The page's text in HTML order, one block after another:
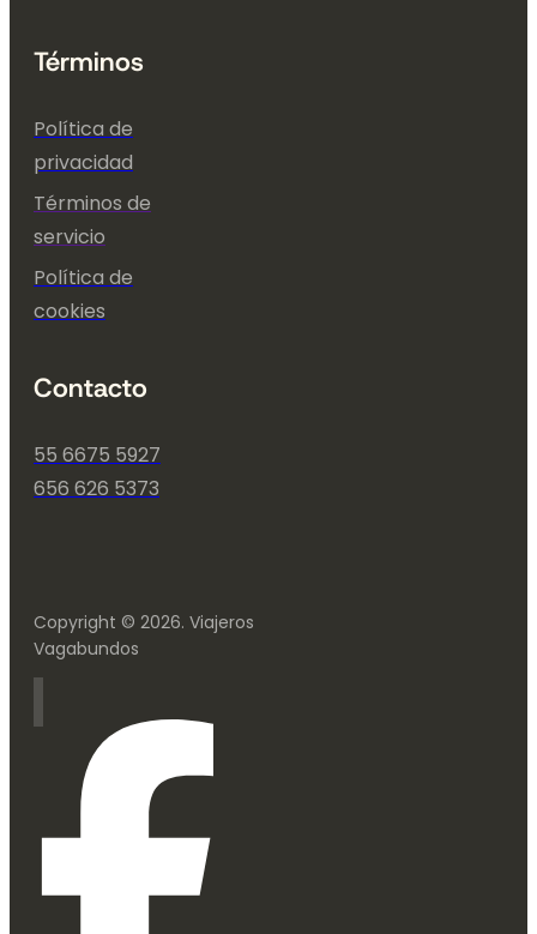
Términos
Política de
privacidad
Términos de
servicio
Política de
cookies
Contacto
55 6675 5927
656 626 5373
Copyright © 2026. Viajeros
Vagabundos